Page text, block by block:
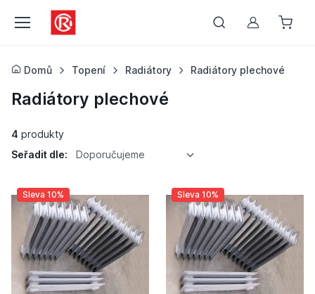
Můj účet
Domů Topení Radiátory Radiátory plechové
Radiátory plechové
4 produkty
Seřadit dle:
Doporučujeme
Sleva 10% Sleva 10%